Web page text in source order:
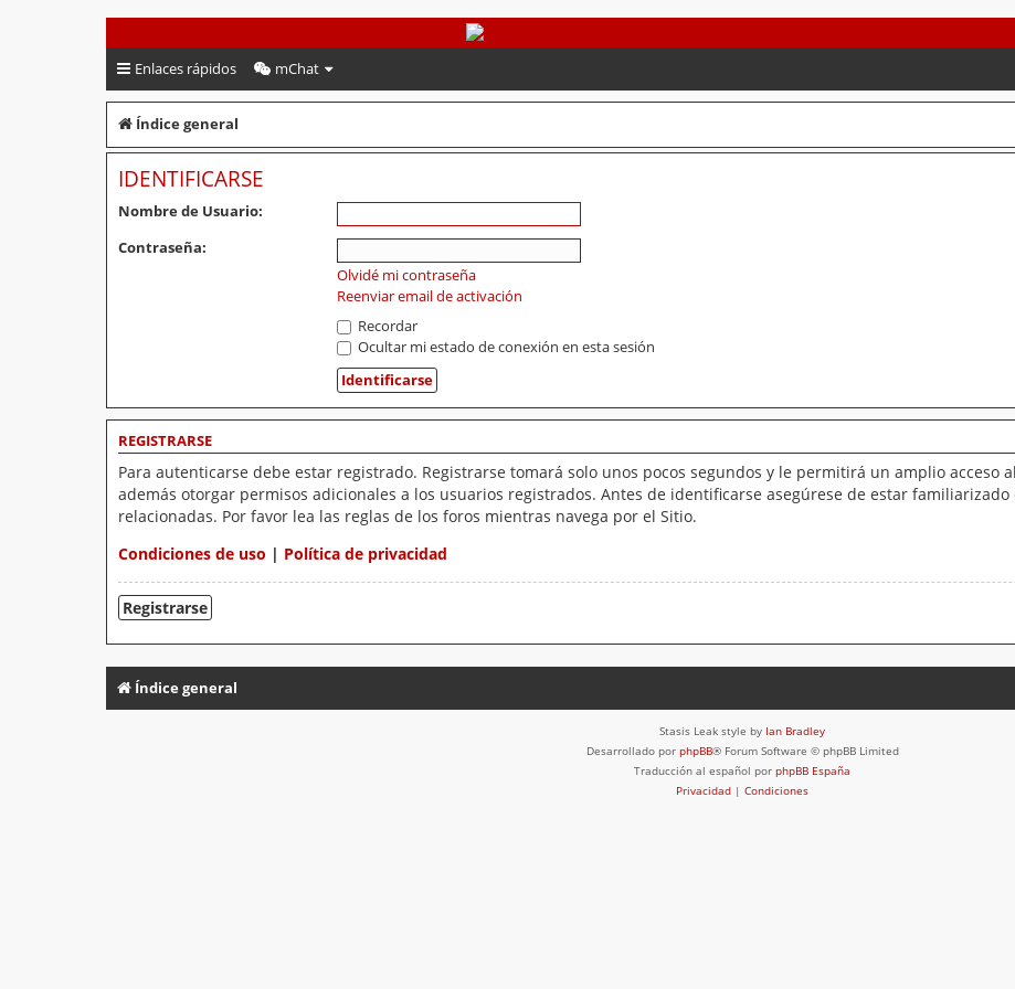
PeruVoley.com
Enlaces rápidos mChat
Índice general
IDENTIFICARSE
Nombre de Usuario:
Contraseña:
Olvidé mi contraseña
Reenviar email de activación
Recordar
Ocultar mi estado de conexión en esta sesión
REGISTRARSE
Para autenticarse debe estar registrado. Registrarse tomará solo unos pocos segundos y le permitirá un amplio acceso
además otorgar permisos adicionales a los usuarios registrados. Antes de identificarse asegúrese de estar
relacionadas. Por favor lea las reglas de los foros mientras navega por el Sitio.
Condiciones de uso | Política de privacidad
Registrarse
Índice general
Stasis Leak style by Ian Bradley
Desarrollado por phpBB® Forum Software © phpBB Limited
Traducción al español por phpBB España
Privacidad | Condiciones